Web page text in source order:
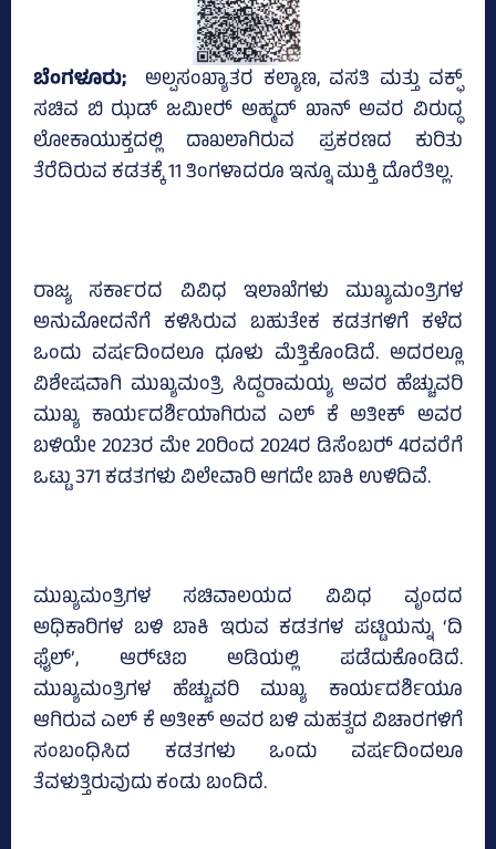
ಬೆಂಗಳೂರು; ಅಲ್ಪಸಂಖ್ಯಾತರ ಕಲ್ಯಾಣ, ವಸತಿ ಮತ್ತು ವಕ್ಫ್‌
ಸಚಿವ ಬಿ ಝಡ್‌ ಜಮೀರ್‍‌ ಅಹ್ಮದ್‌ ಖಾನ್‌ ಅವರ ವಿರುದ್ಧ
ಲೋಕಾಯುಕ್ತದಲ್ಲಿ ದಾಖಲಾಗಿರುವ ಪ್ರಕರಣದ ಕುರಿತು
ತೆರೆದಿರುವ ಕಡತಕ್ಕೆ 11 ತಿಂಗಳಾದರೂ ಇನ್ನೂ ಮುಕ್ತಿ ದೊರೆತಿಲ್ಲ.
ರಾಜ್ಯ ಸರ್ಕಾರದ ವಿವಿಧ ಇಲಾಖೆಗಳು ಮುಖ್ಯಮಂತ್ರಿಗಳ
ಅನುಮೋದನೆಗೆ ಕಳಿಸಿರುವ ಬಹುತೇಕ ಕಡತಗಳಿಗೆ ಕಳೆದ
ಒಂದು ವರ್ಷದಿಂದಲೂ ಧೂಳು ಮೆತ್ತಿಕೊಂಡಿದೆ. ಅದರಲ್ಲೂ
ವಿಶೇಷವಾಗಿ ಮುಖ್ಯಮಂತ್ರಿ ಸಿದ್ದರಾಮಯ್ಯ ಅವರ ಹೆಚ್ಚುವರಿ
ಮುಖ್ಯ ಕಾರ್ಯದರ್ಶಿಯಾಗಿರುವ ಎಲ್‌ ಕೆ ಅತೀಕ್‌ ಅವರ
ಬಳಿಯೇ 2023ರ ಮೇ 20ರಿಂದ 2024ರ ಡಿಸೆಂಬರ್‍‌ 4ರವರೆಗೆ
ಒಟ್ಟು 371 ಕಡತಗಳು ವಿಲೇವಾರಿ ಆಗದೇ ಬಾಕಿ ಉಳಿದಿವೆ.
ಮುಖ್ಯಮಂತ್ರಿಗಳ ಸಚಿವಾಲಯದ ವಿವಿಧ ವೃಂದದ
ಅಧಿಕಾರಿಗಳ ಬಳಿ ಬಾಕಿ ಇರುವ ಕಡತಗಳ ಪಟ್ಟಿಯನ್ನು ‘ದಿ
ಫೈಲ್‌’, ಆರ್‍‌ಟಿಐ ಅಡಿಯಲ್ಲಿ ಪಡೆದುಕೊಂಡಿದೆ.
ಮುಖ್ಯಮಂತ್ರಿಗಳ ಹೆಚ್ಚುವರಿ ಮುಖ್ಯ ಕಾರ್ಯದರ್ಶಿಯೂ
ಆಗಿರುವ ಎಲ್ ಕೆ ಅತೀಕ್‌ ಅವರ ಬಳಿ ಮಹತ್ವದ ವಿಚಾರಗಳಿಗೆ
ಸಂಬಂಧಿಸಿದ ಕಡತಗಳು ಒಂದು ವರ್ಷದಿಂದಲೂ
ತೆವಳುತ್ತಿರುವುದು ಕಂಡು ಬಂದಿದೆ.